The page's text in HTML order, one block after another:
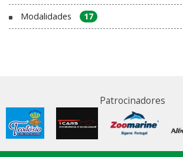
Modalidades 17
Patrocinadores